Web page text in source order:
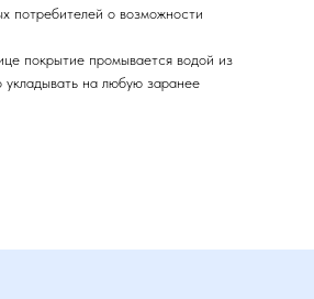
потребителей о возможности
покрытие промывается водой из
на любую заранее